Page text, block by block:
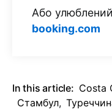
Або
booking.com
In this article: Costa
Стамбул,